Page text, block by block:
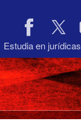
Estudia en jurídicas